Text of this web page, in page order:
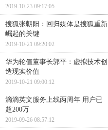
2019-10-23 09:17:05
搜狐张朝阳：回归媒体是搜狐重新
崛起的关键
2019-10-21 09:20:02
华为轮值董事长郭平：虚拟技术创
造现实价值
2019-10-21 09:00:12
滴滴英文服务上线两周年 用户已
超200万
2019-09-26 08:57:12